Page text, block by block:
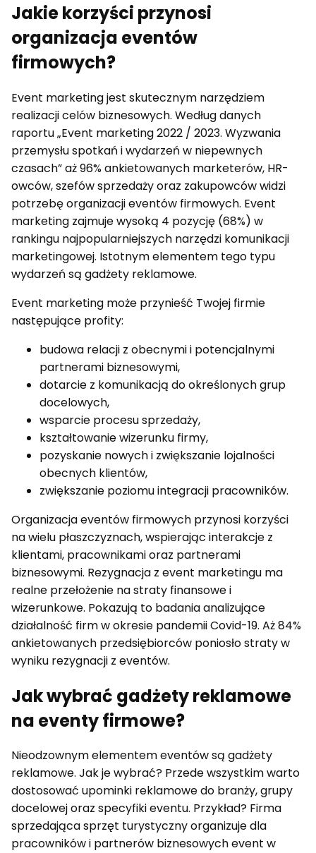
Jakie korzyści przynosi
organizacja eventów
firmowych?
Event marketing jest skutecznym narzędziem
realizacji celów biznesowych. Według danych
raportu „Event marketing 2022 / 2023. Wyzwania
przemysłu spotkań i wydarzeń w niepewnych
czasach” aż 96% ankietowanych marketerów, HR-
owców, szefów sprzedaży oraz zakupowców widzi
potrzebę organizacji eventów firmowych. Event
marketing zajmuje wysoką 4 pozycję (68%) w
rankingu najpopularniejszych narzędzi komunikacji
marketingowej. Istotnym elementem tego typu
wydarzeń są gadżety reklamowe.
Event marketing może przynieść Twojej firmie
następujące profity:
budowa relacji z obecnymi i potencjalnymi
partnerami biznesowymi,
dotarcie z komunikacją do określonych grup
docelowych,
wsparcie procesu sprzedaży,
kształtowanie wizerunku firmy,
pozyskanie nowych i zwiększanie lojalności
obecnych klientów,
zwiększanie poziomu integracji pracowników.
Organizacja eventów firmowych przynosi korzyści
na wielu płaszczyznach, wspierając interakcje z
klientami, pracownikami oraz partnerami
biznesowymi. Rezygnacja z event marketingu ma
realne przełożenie na straty finansowe i
wizerunkowe. Pokazują to badania analizujące
działalność firm w okresie pandemii Covid-19. Aż 84%
ankietowanych przedsiębiorców poniosło straty w
wyniku rezygnacji z eventów.
Jak wybrać gadżety reklamowe
na eventy firmowe?
Nieodzownym elementem eventów są gadżety
reklamowe. Jak je wybrać? Przede wszystkim warto
dostosować upominki reklamowe do branży, grupy
docelowej oraz specyfiki eventu. Przykład? Firma
sprzedająca sprzęt turystyczny organizuje dla
pracowników i partnerów biznesowych event w